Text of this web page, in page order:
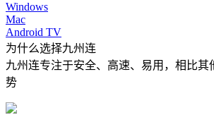
Windows
Mac
Android TV
为什么选择九州连
九州连专注于安全、高速、易用，相比其
势